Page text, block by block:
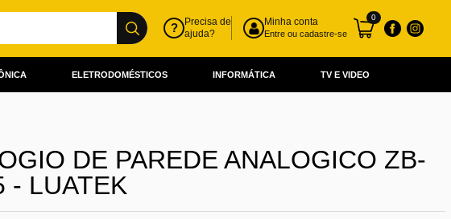
?
Precisa de
ajuda?
Minha conta
Entre ou cadastre-se
0
ELETRODOMÉSTICOS INFORMÁTICA TV E VIDEO
DE PAREDE ANALOGICO ZB-
- LUATEK